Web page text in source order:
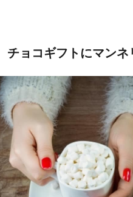
チョコギフトにマンネ